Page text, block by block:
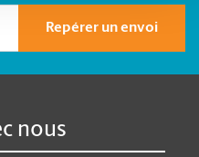
Repérer un envoi
nous